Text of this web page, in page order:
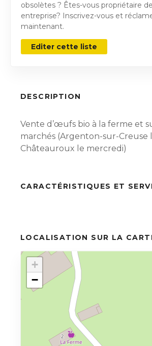
obsolètes ? Êtes-vous propriétaire
entreprise? Inscrivez-vous et
maintenant.
Editer cette liste
DESCRIPTION
Vente d’œufs bio à la ferme et
marchés (Argenton-sur-Creuse
Châteauroux le mercredi)
CARACTÉRISTIQUES ET
LOCALISATION SUR LA
+
−